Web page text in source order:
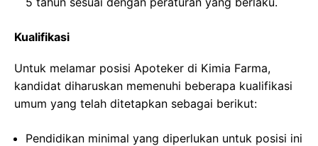
Kualifikasi
Untuk melamar posisi Apoteker di Kimia Farma,
kandidat diharuskan memenuhi beberapa kualifikasi
umum yang telah ditetapkan sebagai berikut:
Pendidikan minimal yang diperlukan untuk posisi ini